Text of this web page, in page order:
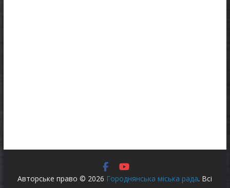
Авторське право © 2026 Городнянська міська рада. Всі